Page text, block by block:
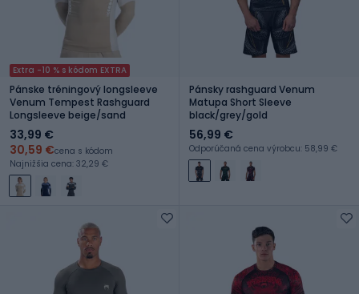
Extra -10 % s kódom EXTRA
Pánske tréningový longsleeve
Venum Tempest Rashguard
Longsleeve beige/sand
33,99 €
30,59 €cena s kódom
Najnižšia cena: 32,29 €
Pánsky rashguard Venum
Matupa Short Sleeve
black/grey/gold
56,99 €
Odporúčaná cena výrobcu: 58,99 €